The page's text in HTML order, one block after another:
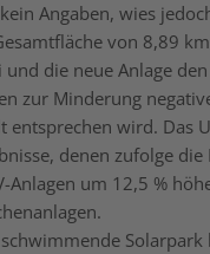
Angaben, wies
von 8,89
die neue Anlage den
zur Minderung
entsprechen wird. Das
denen zufolge die
Anlagen um 12,5 %
Solarpark